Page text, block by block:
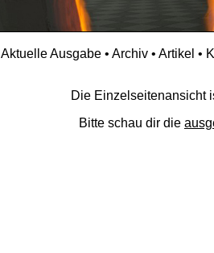
Aktuelle Ausgabe• Archiv• Artikel •
Die Einzelseitenansicht
Bitte schau dir die